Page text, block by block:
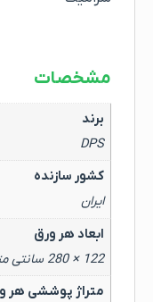
مشخصات
برند
DPS
کشور سازنده
ایران
ابعاد هر ورق
122 × 280 سانتی متر
متراژ پوششی هر